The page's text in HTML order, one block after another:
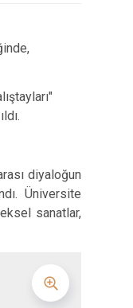
diyaloğun
Üniversite
sanatlar,